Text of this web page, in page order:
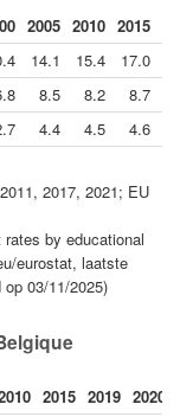
2005 2010 2015
14.1 15.4 17.0
8.5 8.2 8.7
4.4 4.5 4.6
2017, 2021; EU
by educational
eurostat, laatste
03/11/2025)
2015 2019 2020